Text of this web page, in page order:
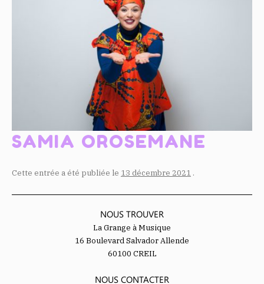
SAMIA OROSEMANE
Cette entrée a été publiée le 13 décembre 2021 .
NOUS TROUVER
La Grange à Musique
16 Boulevard Salvador Allende
60100 CREIL
NOUS CONTACTER